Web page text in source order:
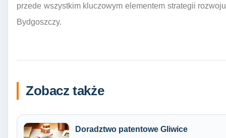
przede wszystkim kluczowym elementem strategii
Bydgoszczy.
Zobacz także
Doradztwo patentowe Gliwice